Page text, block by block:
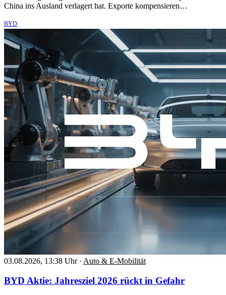
China ins Ausland verlagert hat. Exporte kompensieren…
BYD
03.08.2026, 13:38 Uhr · Auto & E-Mobilität
BYD Aktie: Jahresziel 2026 rückt in Gefahr